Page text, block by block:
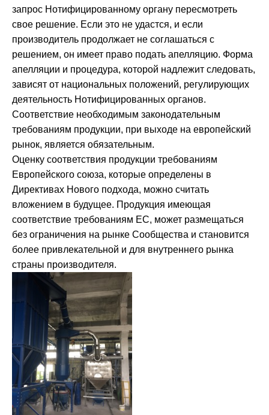
запрос Нотифицированному органу пересмотреть
свое решение. Если это не удастся, и если
производитель продолжает не соглашаться с
решением, он имеет право подать апелляцию. Форма
апелляции и процедура, которой надлежит следовать,
зависят от национальных положений, регулирующих
деятельность Нотифицированных органов.
Соответствие необходимым законодательным
требованиям продукции, при выходе на европейский
рынок, является обязательным.
Оценку соответствия продукции требованиям
Европейского союза, которые определены в
Директивах Нового подхода, можно считать
вложением в будущее. Продукция имеющая
соответствие требованиям ЕС, может размещаться
без ограничения на рынке Сообщества и становится
более привлекательной и для внутреннего рынка
страны производителя.